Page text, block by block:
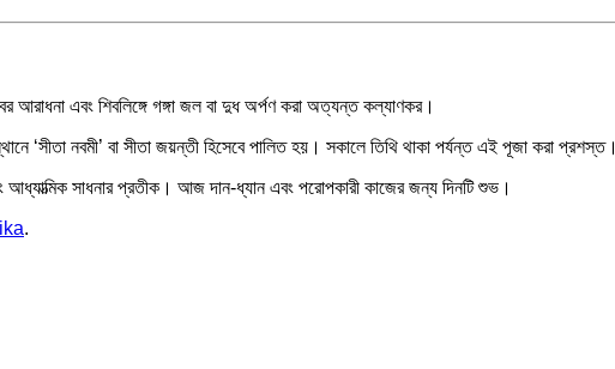
আরাধনা এবং শিবলিঙ্গে গঙ্গা জল বা দুধ অর্পণ করা অত্যন্ত কল্যাণকর।
‘সীতা নবমী’ বা সীতা জয়ন্তী হিসেবে পালিত হয়। সকালে তিথি থাকা পর্যন্ত এই পূজা করা প্রশস্ত।
আধ্যাত্মিক সাধনার প্রতীক। আজ দান-ধ্যান এবং পরোপকারী কাজের জন্য দিনটি শুভ।
.